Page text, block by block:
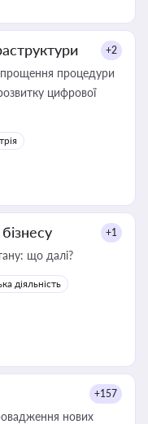
+2
процедури
цифрової
+1
що далі?
діяльність
+157
нових